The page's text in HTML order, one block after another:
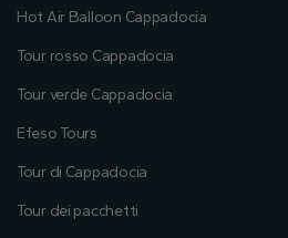
Hot Air Balloon Cappadocia
Tour rosso Cappadocia
Tour verde Cappadocia
Efeso Tours
Tour di Cappadocia
Tour dei pacchetti